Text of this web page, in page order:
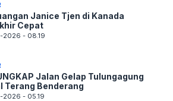
Janice Tjen di Kanada
Cepat
2026 - 08.19
Jalan Gelap Tulungagung
Terang Benderang
- 05.19